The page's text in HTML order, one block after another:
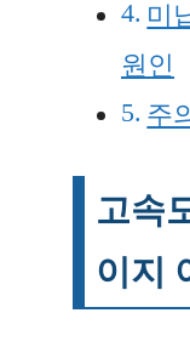
미
원인
주
고속
이지